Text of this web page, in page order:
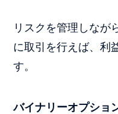
リスクを管理しなが
に取引を行えば、利
す。
バイナリーオプショ